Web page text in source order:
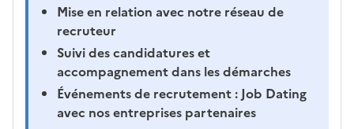
Mise en relation avec notre réseau de
recruteur
Suivi des candidatures et
accompagnement dans les démarches
Événements de recrutement : Job Dating
avec nos entreprises partenaires